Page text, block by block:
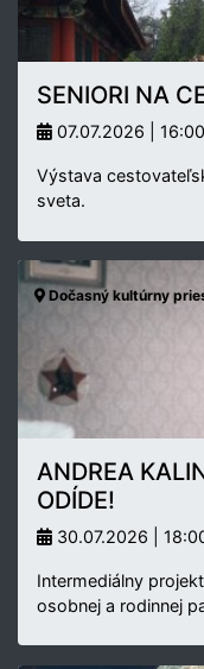
SENIORI NA
07.07.2026 | 16:00
Výstava
sveta.
Dočasný kultúrny
ANDREA
ODÍDE!
30.07.2026 |
Intermediálny
osobnej a rodinnej